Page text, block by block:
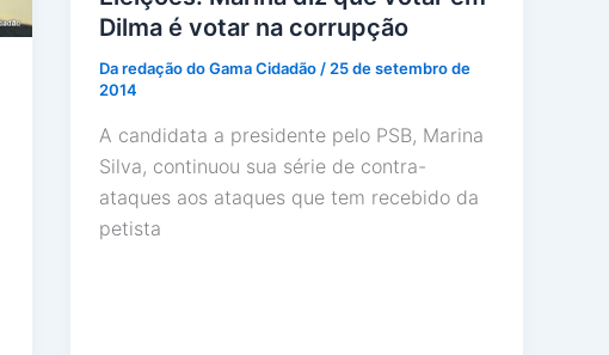
Dilma é votar na corrupção
Da redação do Gama Cidadão/25 de setembro de
2014
A candidata a presidente pelo PSB, Marina
Silva, continuou sua série de contra-
ataques aos ataques que tem recebido da
petista